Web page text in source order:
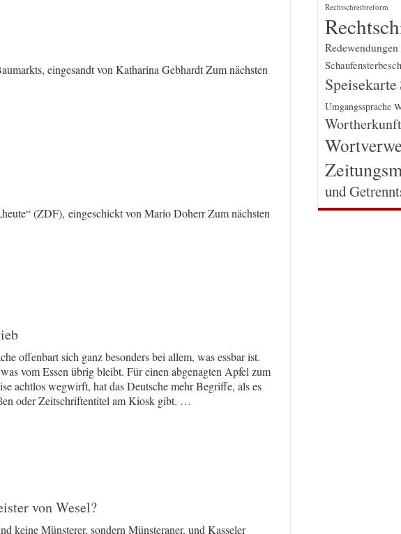
eingesandt von Katharina Gebhardt Zum nächsten
(ZDF), eingeschickt von Mario Doherr Zum nächsten
offenbart sich ganz besonders bei allem, was essbar ist.
vom Essen übrig bleibt. Für einen abgenagten Apfel zum
achtlos wegwirft, hat das Deutsche mehr Begriffe, als es
oder Zeitschriftentitel am Kiosk gibt. …
von Wesel?
keine Münsterer, sondern Münsteraner, und Kasseler
Rechtschreibreform
Redewendungen
Speisekarte
Umgangssprache
Wortherkunft
und